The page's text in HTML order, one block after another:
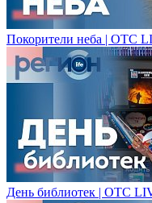
Покорители неба | ОТС
День библиотек | ОТС